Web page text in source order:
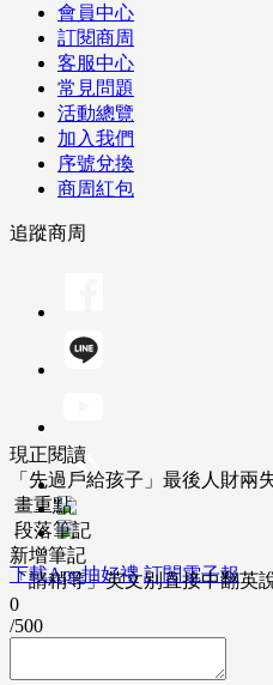
會員中心
訂閱商周
客服中心
常見問題
活動總覽
加入我們
序號兌換
商周紅包
追蹤商周
下載App抽好禮 訂閱電子報
現正閱讀
「先過戶給孩子」最後人財兩
畫重點
段落筆記
新增筆記
「請稍等」英文別直接中翻英
0
/500